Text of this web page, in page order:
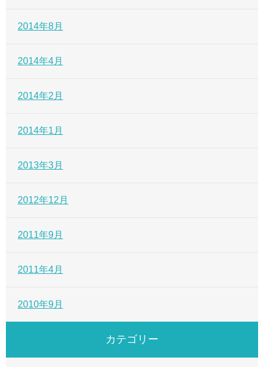
2014年8月
2014年4月
2014年2月
2014年1月
2013年3月
2012年12月
2011年9月
2011年4月
2010年9月
カテゴリー